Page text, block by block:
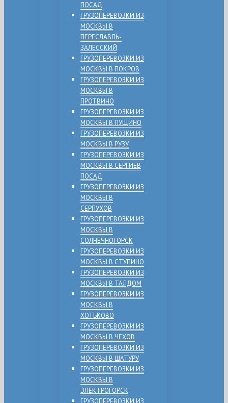
ПОСАД
ГРУЗОПЕРЕВОЗКИ ИЗ
МОСКВЫ В
ПЕРЕСЛАВЛЬ-
ЗАЛЕССКИЙ
ГРУЗОПЕРЕВОЗКИ ИЗ
МОСКВЫ В ПОКРОВ
ГРУЗОПЕРЕВОЗКИ ИЗ
МОСКВЫ В
ПРОТВИНО
ГРУЗОПЕРЕВОЗКИ ИЗ
МОСКВЫ В ПУЩИНО
ГРУЗОПЕРЕВОЗКИ ИЗ
МОСКВЫ В РУЗУ
ГРУЗОПЕРЕВОЗКИ ИЗ
МОСКВЫ В СЕРГИЕВ
ПОСАД
ГРУЗОПЕРЕВОЗКИ ИЗ
МОСКВЫ В
СЕРПУХОВ
ГРУЗОПЕРЕВОЗКИ ИЗ
МОСКВЫ В
СОЛНЕЧНОГОРСК
ГРУЗОПЕРЕВОЗКИ ИЗ
МОСКВЫ В СТУПИНО
ГРУЗОПЕРЕВОЗКИ ИЗ
МОСКВЫ В ТАЛДОМ
ГРУЗОПЕРЕВОЗКИ ИЗ
МОСКВЫ В
ХОТЬКОВО
ГРУЗОПЕРЕВОЗКИ ИЗ
МОСКВЫ В ЧЕХОВ
ГРУЗОПЕРЕВОЗКИ ИЗ
МОСКВЫ В ШАТУРУ
ГРУЗОПЕРЕВОЗКИ ИЗ
МОСКВЫ В
ЭЛЕКТРОГОРСК
ГРУЗОПЕРЕВОЗКИ ИЗ